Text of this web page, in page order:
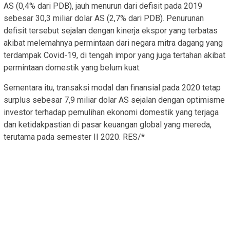
AS (0,4% dari PDB), jauh menurun dari defisit pada 2019
sebesar 30,3 miliar dolar AS (2,7% dari PDB). Penurunan
defisit tersebut sejalan dengan kinerja ekspor yang terbatas
akibat melemahnya permintaan dari negara mitra dagang yang
terdampak Covid-19, di tengah impor yang juga tertahan akibat
permintaan domestik yang belum kuat.
Sementara itu, transaksi modal dan finansial pada 2020 tetap
surplus sebesar 7,9 miliar dolar AS sejalan dengan optimisme
investor terhadap pemulihan ekonomi domestik yang terjaga
dan ketidakpastian di pasar keuangan global yang mereda,
terutama pada semester II 2020. RES/*